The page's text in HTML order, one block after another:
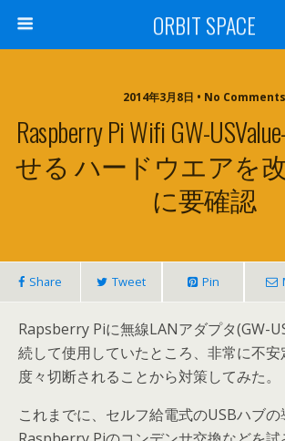
ORBIT SPACE
2014年3月8日 • No Comments
Raspberry Pi Wifi GW-
せる ハードウエアを
に要確認
Share Tweet Pin
Rapsberry Piに無線LANアダプタ(GW-
続して使用していたところ、非常に不
度々切断されることから対策してみた。
これまでに、セルフ給電式のUSBハブの